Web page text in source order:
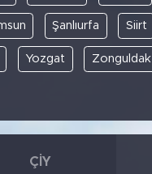
Şanlıurfa Siirt
Yozgat Zonguldak
ÇIY